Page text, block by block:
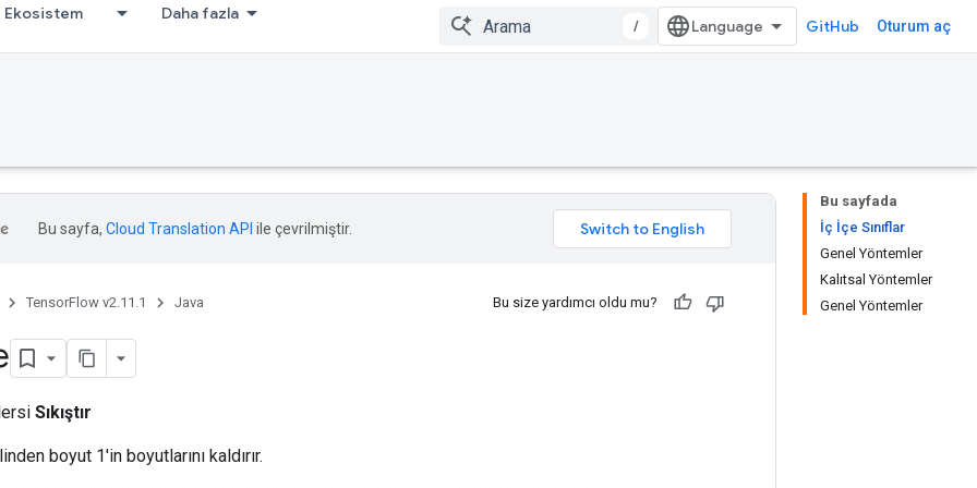
Ekosistem Daha fazla
/ GitHub Oturum aç
Bu sayfada
İç İçe Sınıflar
Genel Yöntemler
Kalıtsal Yöntemler
Genel Yöntemler
Bu sayfa, Cloud Translation API ile çevrilmiştir.
TensorFlow v2.11.1 Java Bu size yardımcı oldu mu?
Sıkıştır
boyut 1'in boyutlarını kaldırır.